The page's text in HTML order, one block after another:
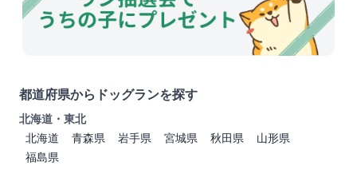
都道府県からドッグランを探す
北海道・東北
北海道
青森県 岩手県 宮城県 秋田県
山形県
福島県